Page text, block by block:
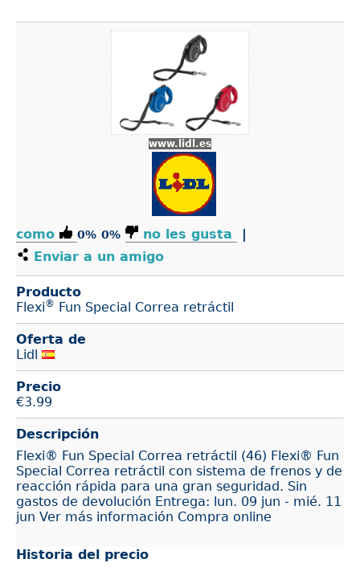
www.lidl.es
como 0% 0% no les gusta
|
Enviar a un amigo
Producto
Flexi® Fun Special Correa retráctil
Oferta de
Lidl
Precio
€3.99
Descripción
Flexi® Fun Special Correa retráctil (46) Flexi® Fun
Special Correa retráctil con sistema de frenos y de
reacción rápida para una gran seguridad. Sin
gastos de devolución Entrega: lun. 09 jun - mié. 11
jun Ver más información Compra online
Historia del precio